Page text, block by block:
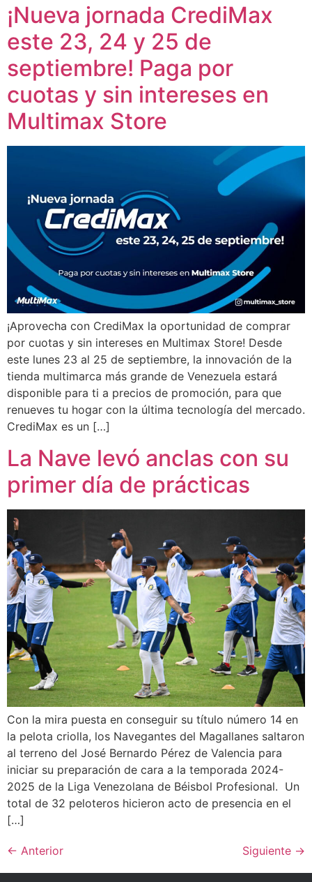
¡Nueva jornada CrediMax
este 23, 24 y 25 de
septiembre! Paga por
cuotas y sin intereses en
Multimax Store
¡Aprovecha con CrediMax la oportunidad de comprar
por cuotas y sin intereses en Multimax Store! Desde
este lunes 23 al 25 de septiembre, la innovación de la
tienda multimarca más grande de Venezuela estará
disponible para ti a precios de promoción, para que
renueves tu hogar con la última tecnología del mercado.
CrediMax es un […]
La Nave levó anclas con su
primer día de prácticas
Con la mira puesta en conseguir su título número 14 en
la pelota criolla, los Navegantes del Magallanes saltaron
al terreno del José Bernardo Pérez de Valencia para
iniciar su preparación de cara a la temporada 2024-
2025 de la Liga Venezolana de Béisbol Profesional. Un
total de 32 peloteros hicieron acto de presencia en el
[…]
← Anterior Siguiente →